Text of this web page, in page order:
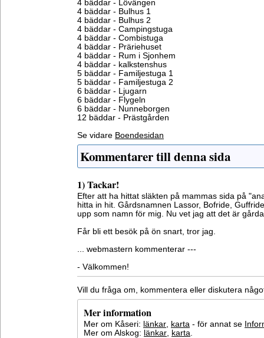
4 bäddar - Lövängen
4 bäddar - Bulhus 1
4 bäddar - Bulhus 2
4 bäddar - Campingstuga
4 bäddar - Combistuga
4 bäddar - Präriehuset
4 bäddar - Rum i Sjonhem
4 bäddar - kalkstenshus
5 bäddar - Familjestuga 1
5 bäddar - Familjestuga 2
6 bäddar - Ljugarn
6 bäddar - Flygeln
6 bäddar - Nunneborgen
12 bäddar - Prästgården
Se vidare Boendesidan
Kommentarer till denna sida
1) Tackar!
Efter att ha hittat släkten på mammas sida på
hitta in hit. Gårdsnamnen Lassor, Bofride,
upp som namn för mig. Nu vet jag att det är
Får bli ett besök på ön snart, tror jag.
... webmastern kommenterar ---
- Välkommen!
Vill du fråga om, kommentera eller diskutera
Mer information
Mer om Kåseri: länkar, karta - för annat se
Mer om Alskog: länkar, karta.